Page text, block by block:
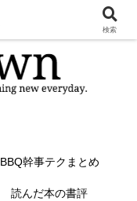
BBQ幹事テクまとめ
読んだ本の書評
検索